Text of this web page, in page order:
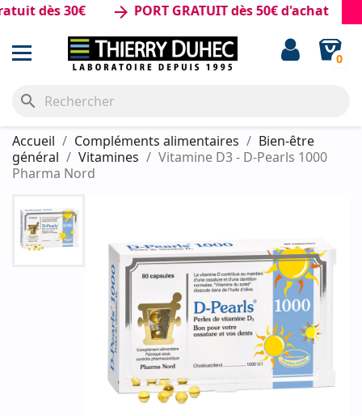
dès 30€ PORT GRATUIT dès 50€ d'achat
0
search
Accueil Compléments alimentaires
Bien-être
général
Vitamines
Vitamine D3 - D-Pearls 1000
Pharma Nord